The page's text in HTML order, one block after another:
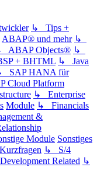
↳ Tips +
ABAP® und mehr ↳
ABAP Objects® ↳
+ BHTML ↳ Java
SAP HANA für
Cloud Platform
↳ Enterprise
Module ↳ Financials
&
Module Sonstiges
↳ S/4
Related ↳